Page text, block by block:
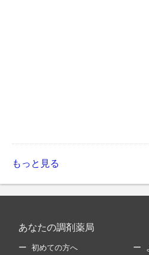
もっと見る
あなたの調剤薬局
初めての方へ